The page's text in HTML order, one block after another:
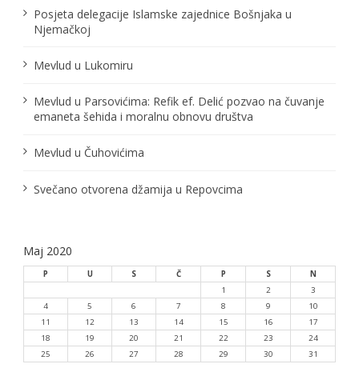
č
a
n
k
a
Posjeta delegacije Islamske zajednice Bošnjaka u
Njemačkoj
Mevlud u Lukomiru
Mevlud u Parsovićima: Refik ef. Delić pozvao na čuvanje
emaneta šehida i moralnu obnovu društva
Mevlud u Čuhovićima
Svečano otvorena džamija u Repovcima
Maj 2020
P U S Č P S
N
1
2
3
4
5 6 7 8 9
10
11
12 13 14 15 16
17
18
19 20 21 22 23
24
25
26 27 28 29 30 31